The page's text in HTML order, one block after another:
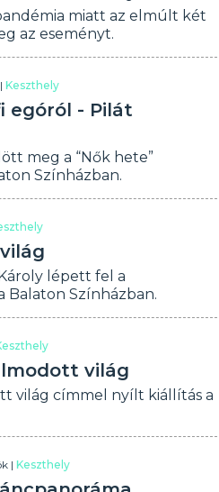
miatt az elmúlt két
az eseményt.
|Keszthely
egóról - Pilát
meg a “Nők hete”
Színházban.
lépett fel a
Balaton Színházban.
világ
világ címmel nyílt kiállítás a
|Keszthely